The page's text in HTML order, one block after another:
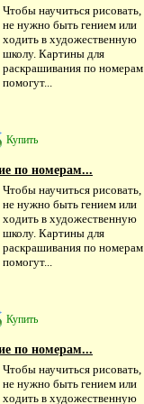
Чтобы научиться рисовать,
не нужно быть гением или
ходить в художественную
школу. Картины для
раскрашивания по номерам
помогут...
Купить
по номерам...
Чтобы научиться рисовать,
не нужно быть гением или
ходить в художественную
школу. Картины для
раскрашивания по номерам
помогут...
Купить
по номерам...
Чтобы научиться рисовать,
не нужно быть гением или
ходить в художественную